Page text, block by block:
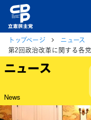
トップページ
ニュース
ニュース
News